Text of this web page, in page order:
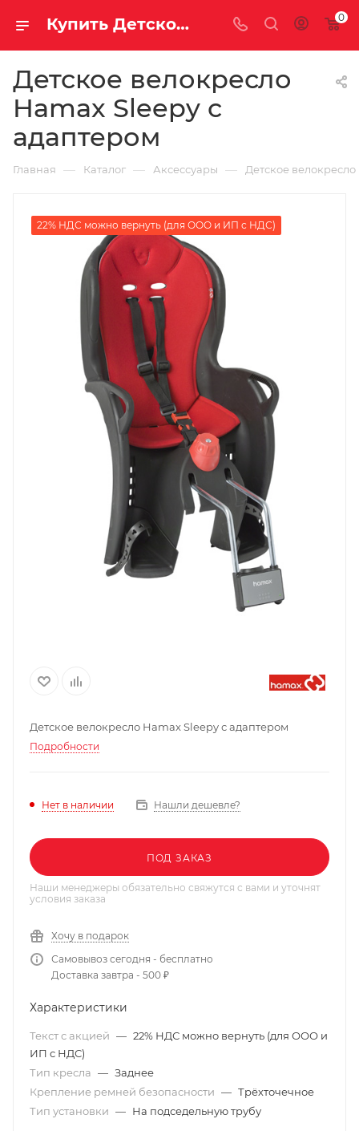
Купить Детское велокресло Hamax Sleepy с адаптером за рублей, а со скидкой 0
Детское велокресло
Hamax Sleepy с
адаптером
Главная — Каталог — Аксессуары — Детское велокресло
22% НДС можно вернуть (для ООО и ИП с НДС)
Детское велокресло Hamax Sleepy с адаптером
Подробности
Нет в наличии Нашли дешевле?
ПОД ЗАКАЗ
Наши менеджеры обязательно свяжутся с вами и уточнят
условия заказа
Хочу в подарок
Самовывоз сегодня - бесплатно
Доставка завтра - 500 ₽
Характеристики
Текст с акцией — 22% НДС можно вернуть (для ООО и
ИП с НДС)
Тип кресла — Заднее
Крепление ремней безопасности — Трёхточечное
Тип установки — На подседельную трубу